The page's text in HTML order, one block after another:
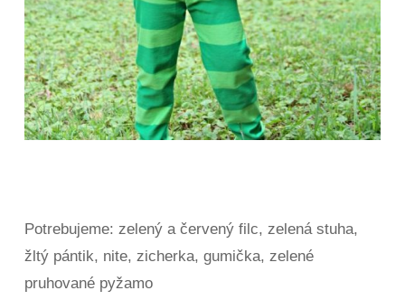
Potrebujeme: zelený a červený filc, zelená stuha,
žltý pántik, nite, zicherka, gumička, zelené
pruhované pyžamo